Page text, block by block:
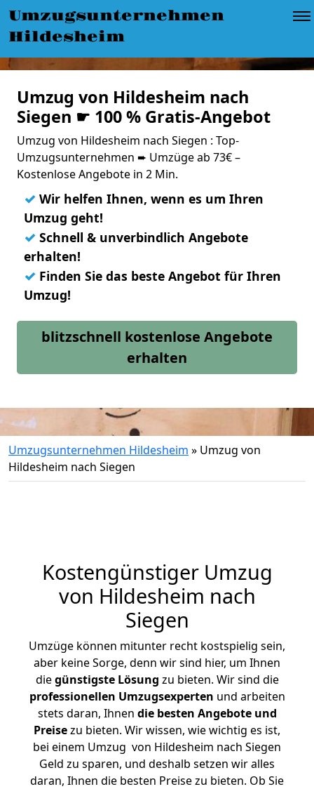
Umzugsunternehmen
Hildesheim
Umzug von Hildesheim nach
Siegen ☛ 100 % Gratis-Angebot
Umzug von Hildesheim nach Siegen : Top-
Umzugsunternehmen ➨ Umzüge ab 73€ –
Kostenlose Angebote in 2 Min.
✓ Wir helfen Ihnen, wenn es um Ihren
Umzug geht!
✓ Schnell & unverbindlich Angebote
erhalten!
✓ Finden Sie das beste Angebot für Ihren
Umzug!
blitzschnell kostenlose Angebote
erhalten
Umzugsunternehmen Hildesheim » Umzug von
Hildesheim nach Siegen
Kostengünstiger Umzug
von Hildesheim nach
Siegen
Umzüge können mitunter recht kostspielig sein,
aber keine Sorge, denn wir sind hier, um Ihnen
diegünstigste Lösung zu bieten. Wir sind die
professionellen Umzugsexperten und arbeiten
stets daran, Ihnen die besten Angebote und
Preisezu bieten. Wir wissen, wie wichtig es ist,
bei einem Umzug von Hildesheim nach Siegen
Geld zu sparen, und deshalb setzen wir alles
daran, Ihnen die besten Preise zu bieten. Ob Sie